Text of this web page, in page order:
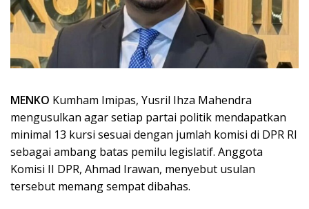
MENKO Kumham Imipas, Yusril Ihza Mahendra
mengusulkan agar setiap partai politik mendapatkan
minimal 13 kursi sesuai dengan jumlah komisi di DPR RI
sebagai ambang batas pemilu legislatif. Anggota
Komisi II DPR, Ahmad Irawan, menyebut usulan
tersebut memang sempat dibahas.